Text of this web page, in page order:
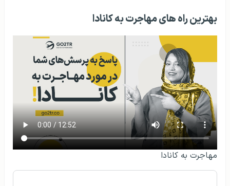
بهترین راه های مهاجرت به کانادا
مهاجرت به کانادا